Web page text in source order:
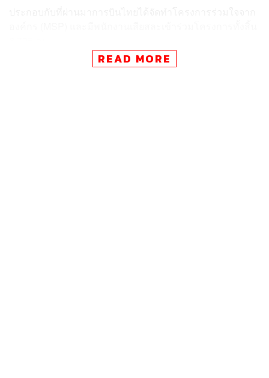
สำหรับพนักงานจำนวน 508 คน ที่ไม่ประสงค์จะเดินหน้าไป
READ MORE